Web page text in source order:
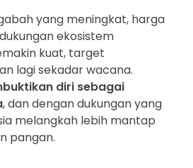
yang meningkat, harga
ekosistem
kuat, target
lagi sekadar wacana.
diri sebagai
, dan dengan dukungan yang
melangkah lebih mantap
pangan.